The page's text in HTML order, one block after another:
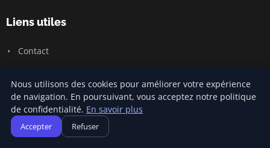
Liens utiles
Contact
Informations
Plan du site
Nous utilisons des cookies pour améliorer votre expérience
de navigation. En poursuivant, vous acceptez notre politique
de confidentialité. En savoir plus
Accepter Refuser